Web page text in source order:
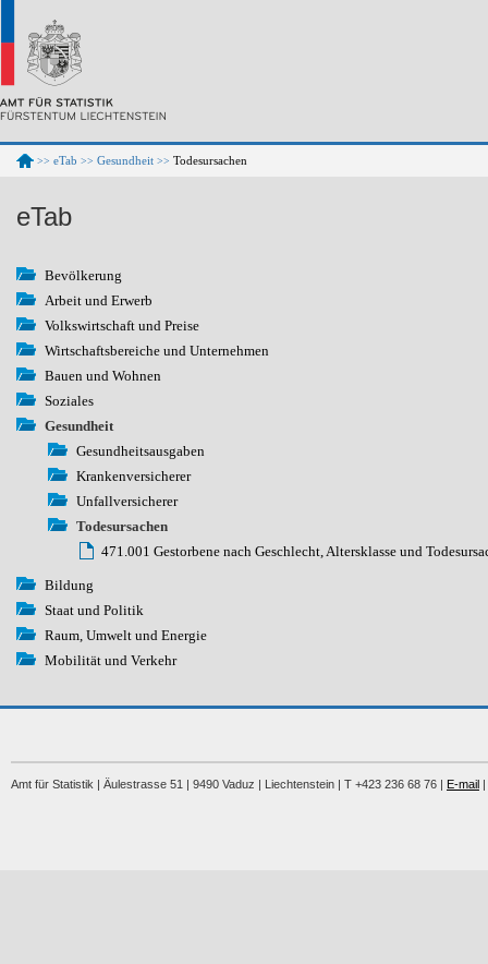
>> eTab >> Gesundheit >> Todesursachen
eTab
Bevölkerung
Arbeit und Erwerb
Volkswirtschaft und Preise
Wirtschaftsbereiche und Unternehmen
Bauen und Wohnen
Soziales
Gesundheit
Gesundheitsausgaben
Krankenversicherer
Unfallversicherer
Todesursachen
471.001 Gestorbene nach Geschlecht, Altersklasse und
Bildung
Staat und Politik
Raum, Umwelt und Energie
Mobilität und Verkehr
Amt für Statistik | Äulestrasse 51 | 9490 Vaduz | Liechtenstein | T +423 236 68 76 | E-mail |